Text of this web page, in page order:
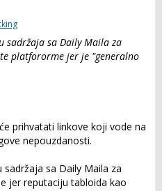
sadržaja sa Daily Maila za
platfororme jer je "generalno
prihvatati linkove koji vode na
nepouzdanosti.
sa Daily Maila za
jer reputaciju tabloida kao